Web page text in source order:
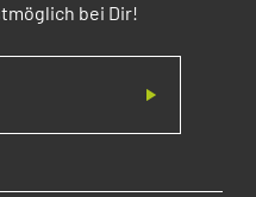
bei Dir!